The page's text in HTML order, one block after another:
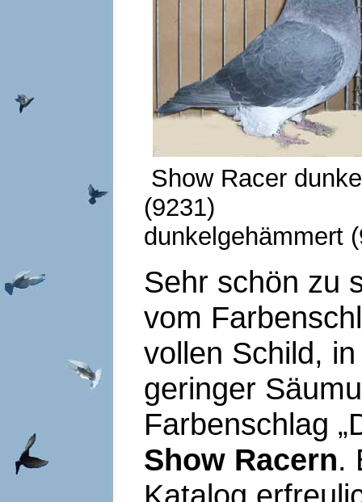
Show Racer
(9231)
dunkelgehämmert
Sehr schön zu
vom
vollen Schild,
geringer
Farbenschlag
Show Racern.